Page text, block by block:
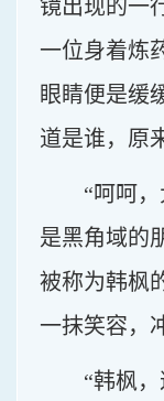
镜出现的一
一位身着炼
眼睛便是缓
道是谁，原
“呵呵
是黑角域的
被称为韩枫
一抹笑容，
“韩枫